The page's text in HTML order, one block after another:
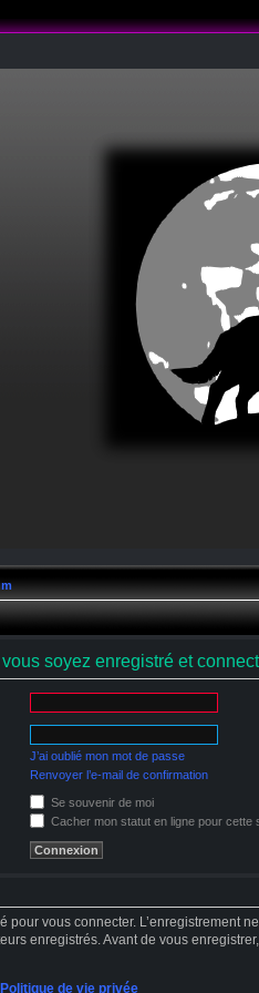
soyez enregistré et
J’ai oublié mon mot de passe
Renvoyer l’e-mail de confirmation
Se souvenir de moi
Cacher mon statut en ligne pour cette
pour vous connecter. L’enregistrement
enregistrés. Avant de vous
Politique de vie privée